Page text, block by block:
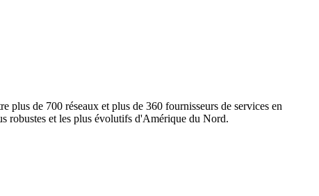
de 700 réseaux et plus de 360 fournisseurs de services en
robustes et les plus évolutifs d'Amérique du Nord.